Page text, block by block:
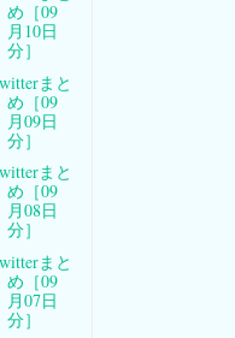
め［09
月10日
分］
まと
め［09
月09日
分］
まと
め［09
月08日
分］
まと
め［09
月07日
分］